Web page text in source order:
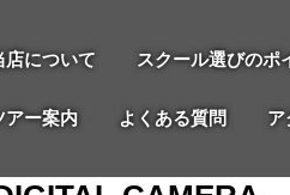
店について スクール選びのポ
アー案内 よくある質問 ア